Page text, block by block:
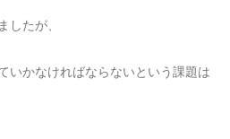
したが、
いかなければならないという課題は